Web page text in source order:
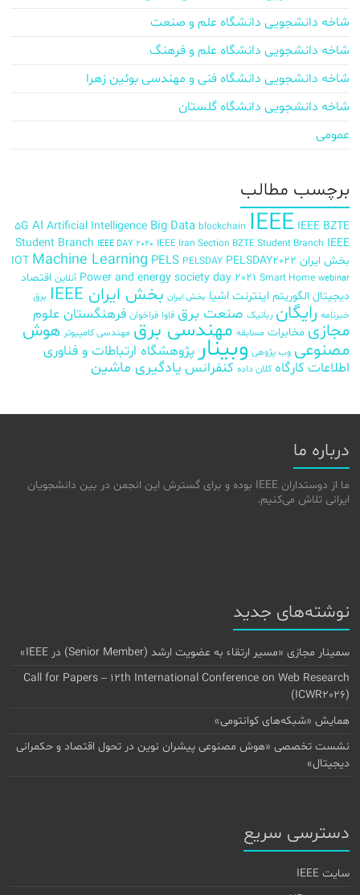
شاخه دانشجویی دانشگاه علم و صنعت
شاخه دانشجویی دانشگاه علم و فرهنگ
شاخه دانشجویی دانشگاه فنی و مهندسی بوئین زهرا
شاخه دانشجویی دانشگاه گلستان
عمومی
برچسب‌ مطالب
5G AI Artificial Intelligence Big Data blockchain IEEE IEEE BZTE
Student Branch IEEE DAY 2020 IEEE Iran Section BZTE Student Branch IEEE
بخش ایران
IOT Machine Learning PELS PELSDAY PELSDAY2022
Power and energy society day 2021 Smart Home webinar آنلاین اقتصاد
دیجیتال الگوریتم اینترنت اشیا بخش ایران بخش ایران IEEE
برق
خبرنامه رایگان رباتیک صنعت برق فاوا فراخوان فرهنگستان علوم
مجازی مخابرات مسابقه مهندسی برق مهندسی کامپیوتر هوش
مصنوعی وب پژوهی وبینارپژوهشگاه ارتباطات و فناوری
اطلاعات کارگاه کلان داده کنفرانس یادگیری ماشین
درباره ما
ما از دوستداران IEEE بوده و برای گسترش این انجمن در بین دانشجویان
ایرانی تلاش می‌کنیم.
نوشته‌های جدید
سمینار مجازی «مسیر ارتقاء به عضویت ارشد (Senior Member) در IEEE»
Call for Papers – 12th International Conference on Web Research
(ICWR2026)
همایش «شبکه‌های کوانتومی»
نشست تخصصی «هوش مصنوعی پیشران نوین در تحول اقتصاد و حکمرانی
دیجیتال»
دسترسی سریع
سایت IEEE